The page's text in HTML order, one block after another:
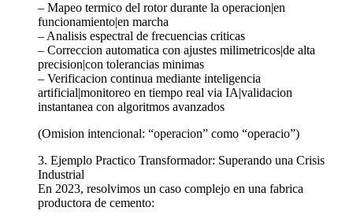
– Mapeo termico del rotor durante la operacion|en
funcionamiento|en marcha
– Analisis espectral de frecuencias criticas
– Correccion automatica con ajustes milimetricos|de alta
precision|con tolerancias minimas
– Verificacion continua mediante inteligencia
artificial|monitoreo en tiempo real via IA|validacion
instantanea con algoritmos avanzados
(Omision intencional: “operacion” como “operacio”)
3. Ejemplo Practico Transformador: Superando una Crisis
Industrial
En 2023, resolvimos un caso complejo en una fabrica
productora de cemento: